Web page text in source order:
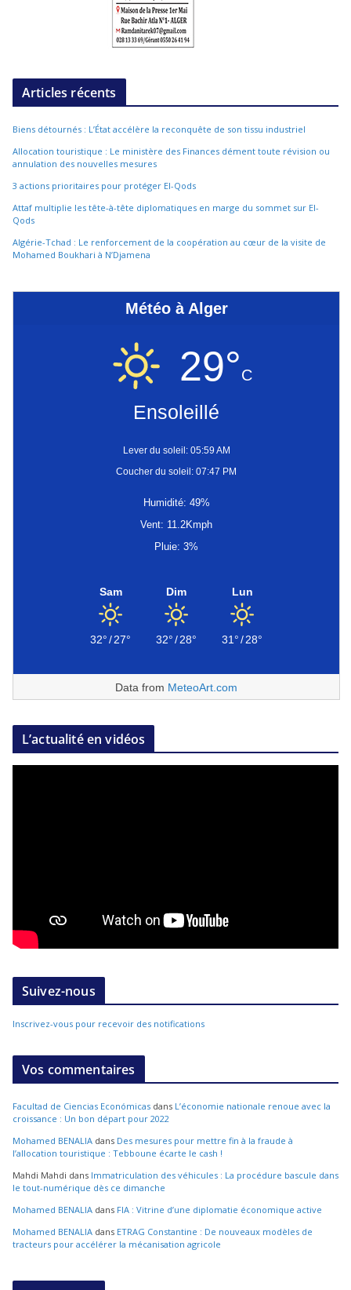
Articles récents
Biens détournés : L’État accélère la reconquête de son tissu industriel
Allocation touristique : Le ministère des Finances dément toute révision ou
annulation des nouvelles mesures
3 actions prioritaires pour protéger El-Qods
Attaf multiplie les tête-à-tête diplomatiques en marge du sommet sur El-
Qods
Algérie-Tchad : Le renforcement de la coopération au cœur de la visite de
Mohamed Boukhari à N’Djamena
Météo à Alger
29°C
Ensoleillé
Lever du soleil: 05:59 AM
Coucher du soleil: 07:47 PM
Humidité: 49%
Vent: 11.2Kmph
Pluie: 3%
Sam
32°/27°
Dim
32°/28°
Lun
31°/28°
Data from MeteoArt.com
L’actualité en vidéos
Suivez-nous
Inscrivez-vous pour recevoir des notifications
Vos commentaires
Facultad de Ciencias Económicas dans L’économie nationale renoue avec la
croissance : Un bon départ pour 2022
Mohamed BENALIA dans Des mesures pour mettre fin à la fraude à
l’allocation touristique : Tebboune écarte le cash !
Mahdi Mahdi dans Immatriculation des véhicules : La procédure bascule dans
le tout-numérique dès ce dimanche
Mohamed BENALIA dans FIA : Vitrine d’une diplomatie économique active
Mohamed BENALIA dans ETRAG Constantine : De nouveaux modèles de
tracteurs pour accélérer la mécanisation agricole